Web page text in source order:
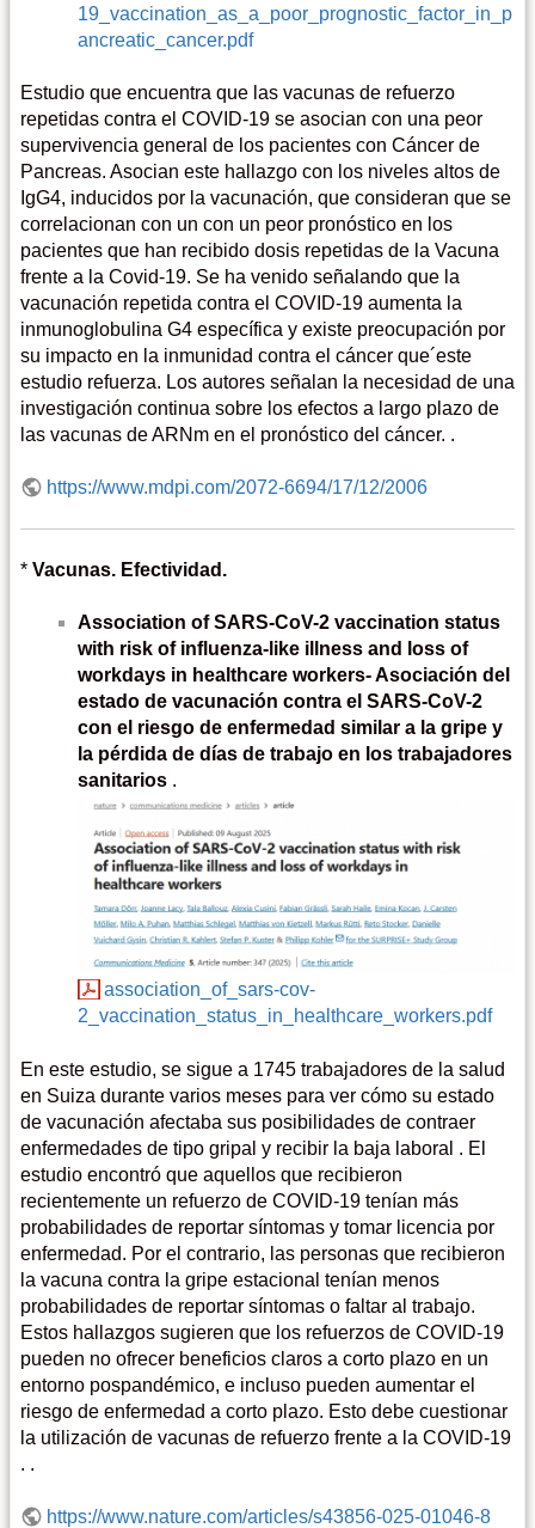
19_vaccination_as_a_poor_prognostic_factor_in_p
ancreatic_cancer.pdf
Estudio que encuentra que las vacunas de refuerzo
repetidas contra el COVID-19 se asocian con una peor
supervivencia general de los pacientes con Cáncer de
Pancreas. Asocian este hallazgo con los niveles altos de
IgG4, inducidos por la vacunación, que consideran que se
correlacionan con un con un peor pronóstico en los
pacientes que han recibido dosis repetidas de la Vacuna
frente a la Covid-19. Se ha venido señalando que la
vacunación repetida contra el COVID-19 aumenta la
inmunoglobulina G4 específica y existe preocupación por
su impacto en la inmunidad contra el cáncer que´este
estudio refuerza. Los autores señalan la necesidad de una
investigación continua sobre los efectos a largo plazo de
las vacunas de ARNm en el pronóstico del cáncer. .
https://www.mdpi.com/2072-6694/17/12/2006
* Vacunas. Efectividad.
Association of SARS-CoV-2 vaccination status
with risk of influenza-like illness and loss of
workdays in healthcare workers- Asociación del
estado de vacunación contra el SARS-CoV-2
con el riesgo de enfermedad similar a la gripe y
la pérdida de días de trabajo en los trabajadores
sanitarios .
association_of_sars-cov-
2_vaccination_status_in_healthcare_workers.pdf
En este estudio, se sigue a 1745 trabajadores de la salud
en Suiza durante varios meses para ver cómo su estado
de vacunación afectaba sus posibilidades de contraer
enfermedades de tipo gripal y recibir la baja laboral . El
estudio encontró que aquellos que recibieron
recientemente un refuerzo de COVID-19 tenían más
probabilidades de reportar síntomas y tomar licencia por
enfermedad. Por el contrario, las personas que recibieron
la vacuna contra la gripe estacional tenían menos
probabilidades de reportar síntomas o faltar al trabajo.
Estos hallazgos sugieren que los refuerzos de COVID-19
pueden no ofrecer beneficios claros a corto plazo en un
entorno pospandémico, e incluso pueden aumentar el
riesgo de enfermedad a corto plazo. Esto debe cuestionar
la utilización de vacunas de refuerzo frente a la COVID-19
. .
https://www.nature.com/articles/s43856-025-01046-8